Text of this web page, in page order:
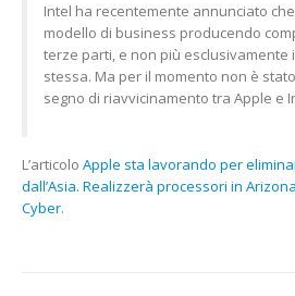
Intel ha recentemente annunciato
modello di business producendo
terze parti, e non più esclusivamente
stessa. Ma per il momento non è
segno di riavvicinamento tra Apple e
L’articolo Apple sta lavorando per
dall’Asia. Realizzerà processori in Arizona
Cyber.